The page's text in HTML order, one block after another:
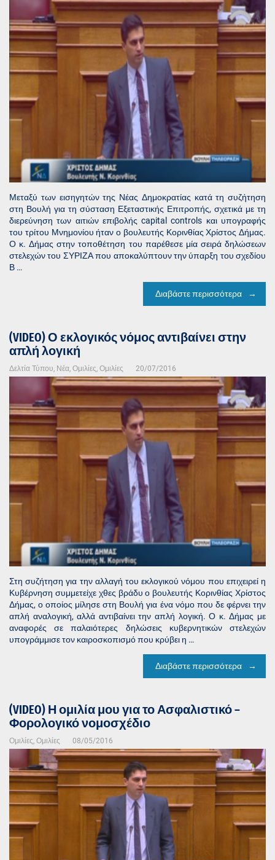
Μεταξύ των εισηγητών της Νέας Δημοκρατίας κατά τη συζήτηση
στη Βουλή για τη σύσταση Εξεταστικής Επιτροπής, σχετικά με τη
διερεύνηση των αιτιών επιβολής capital controls και υπογραφής
του τρίτου Μνημονίου ήταν ο βουλευτής Κορινθίας Χρίστος Δήμας.
Ο κ. Δήμας στην τοποθέτηση του παρέθεσε μία σειρά δηλώσεων
στελεχών του ΣΥΡΙΖΑ που αποκαλύπτουν την ύπαρξη του σχεδίου
Β …
Διαβάστε περισσότερα
(VIDEO) Ο εκλογικός νόμος αντιβαίνει στην
απλή λογική
Δελτία Τύπου, Νέα, Ομιλίες, Ομιλίες 20/07/2016
Στη συζήτηση για την αλλαγή του εκλογικού νόμου που επιχειρεί η
Κυβέρνηση συμμετείχε χθες βράδυ ο βουλευτής Κορινθίας Χρίστος
Δήμας, ο οποίος μίλησε στη Βουλή για ένα νόμο που δε φέρνει την
απλή αναλογική, αλλά αντιβαίνει την απλή λογική. Ο κ. Δήμας με
αναφορές σε παλαιότερες δηλώσεις κυβερνητικών στελεχών
υπογράμμισε τον καιροσκοπισμό που κρύβει η …
Διαβάστε περισσότερα
(VIDEO) Η ομιλία μου για το Ασφαλιστικό –
Φορολογικό νομοσχέδιο
Ομιλίες, Ομιλίες 08/05/2016